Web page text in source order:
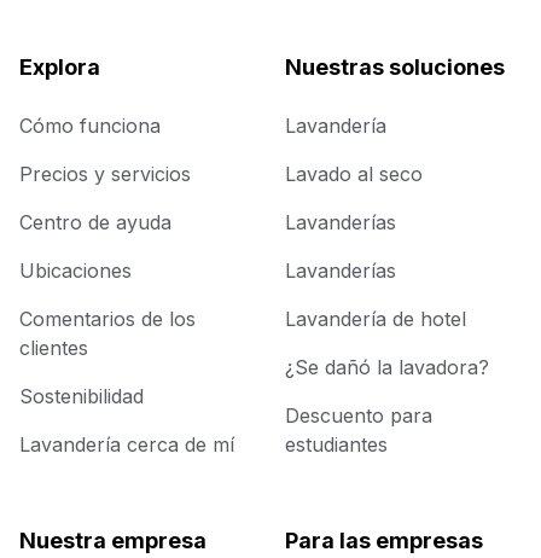
Explora
Cómo funciona
Precios y servicios
Centro de ayuda
Ubicaciones
Comentarios de los
clientes
Sostenibilidad
Lavandería cerca de mí
Nuestras soluciones
Lavandería
Lavado al seco
Lavanderías
Lavanderías
Lavandería de hotel
¿Se dañó la lavadora?
Descuento para
estudiantes
Nuestra empresa Para las empresas